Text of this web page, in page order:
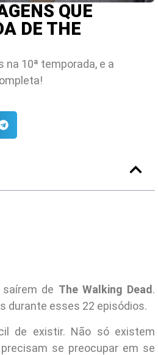
QUE
DE THE
10ª temporada, e a
de The Walking Dead.
durante esses 22 episódios.
de existir. Não só existem
se preocupar em se